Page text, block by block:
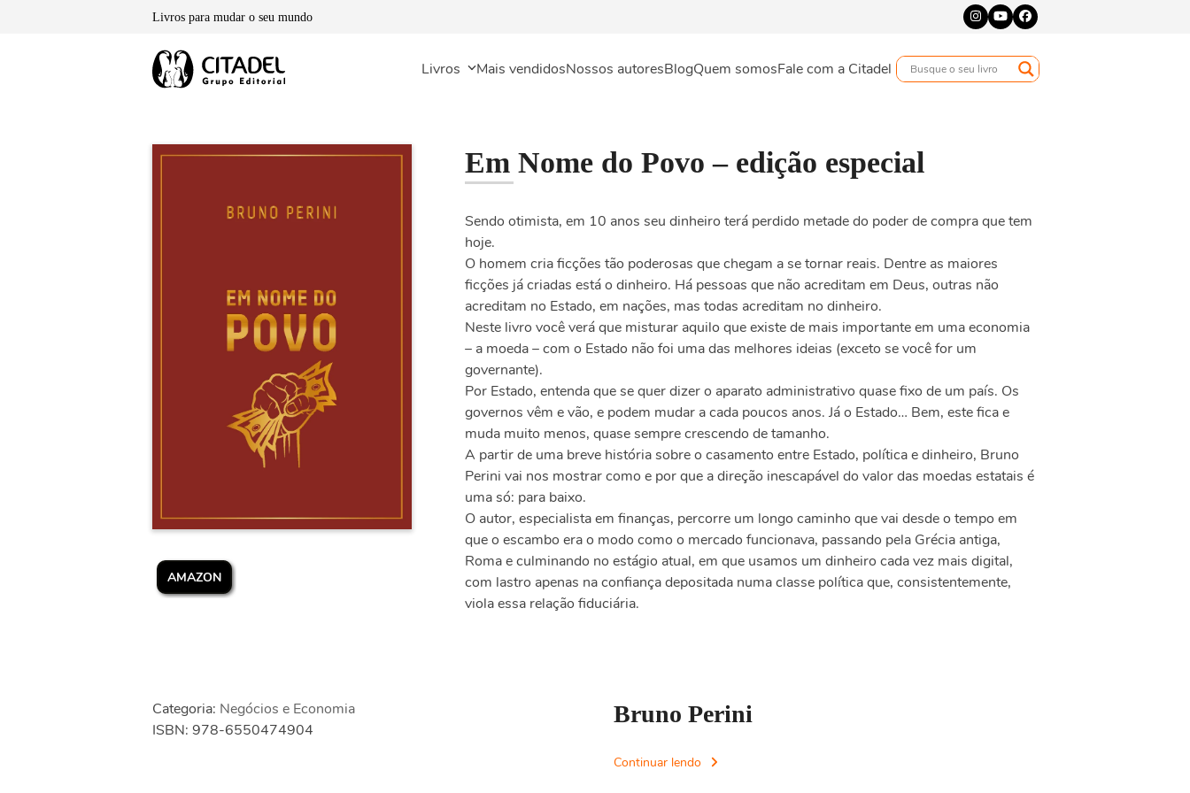
Livros para mudar o seu mundo Instagram
YouTubeFacebook
Livros Mais vendidosNossos autoresBlogQuem somosFale com a Citadel
AMAZON
Em Nome do Povo – edição especial
Sendo otimista, em 10 anos seu dinheiro terá perdido metade do poder de compra que tem
hoje.
O homem cria ficções tão poderosas que chegam a se tornar reais. Dentre as maiores
ficções já criadas está o dinheiro. Há pessoas que não acreditam em Deus, outras não
acreditam no Estado, em nações, mas todas acreditam no dinheiro.
Neste livro você verá que misturar aquilo que existe de mais importante em uma economia
– a moeda – com o Estado não foi uma das melhores ideias (exceto se você for um
governante).
Por Estado, entenda que se quer dizer o aparato administrativo quase fixo de um país. Os
governos vêm e vão, e podem mudar a cada poucos anos. Já o Estado… Bem, este fica e
muda muito menos, quase sempre crescendo de tamanho.
A partir de uma breve história sobre o casamento entre Estado, política e dinheiro, Bruno
Perini vai nos mostrar como e por que a direção inescapável do valor das moedas estatais é
uma só: para baixo.
O autor, especialista em finanças, percorre um longo caminho que vai desde o tempo em
que o escambo era o modo como o mercado funcionava, passando pela Grécia antiga,
Roma e culminando no estágio atual, em que usamos um dinheiro cada vez mais digital,
com lastro apenas na confiança depositada numa classe política que, consistentemente,
viola essa relação fiduciária.
Categoria: Negócios e Economia
ISBN: 978-6550474904
Bruno Perini
Continuar lendo